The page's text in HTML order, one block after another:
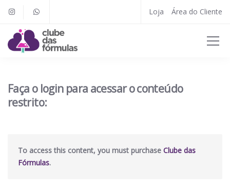
Loja Área do Cliente
Faça o login para acessar o conteúdo
restrito:
To access this content, you must purchase Clube das
Fórmulas.